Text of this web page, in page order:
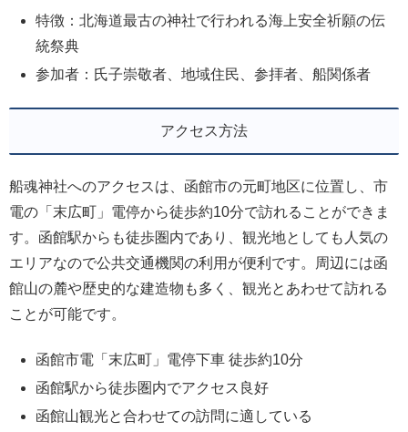
特徴：北海道最古の神社で行われる海上安全祈願の伝
統祭典
参加者：氏子崇敬者、地域住民、参拝者、船関係者
アクセス方法
船魂神社へのアクセスは、函館市の元町地区に位置し、市
電の「末広町」電停から徒歩約10分で訪れることができま
す。函館駅からも徒歩圏内であり、観光地としても人気の
エリアなので公共交通機関の利用が便利です。周辺には函
館山の麓や歴史的な建造物も多く、観光とあわせて訪れる
ことが可能です。
函館市電「末広町」電停下車 徒歩約10分
函館駅から徒歩圏内でアクセス良好
函館山観光と合わせての訪問に適している